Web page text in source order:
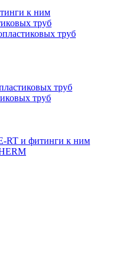
к ним
труб
труб
труб
труб
RT и фитинги к ним